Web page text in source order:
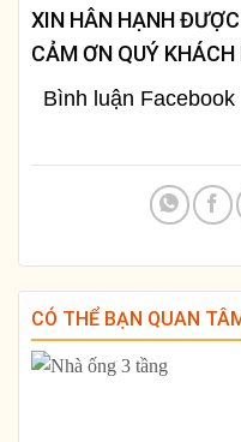
XIN HÂN HẠNH
CẢM ƠN QUÝ KHÁCH
Bình luận Facebook
CÓ THỂ BẠN QUAN